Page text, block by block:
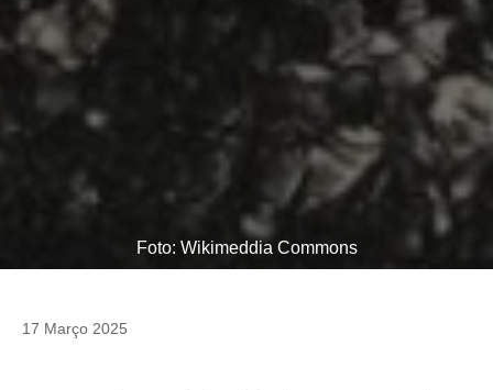
Foto: Wikimeddia Commons
17 Março 2025